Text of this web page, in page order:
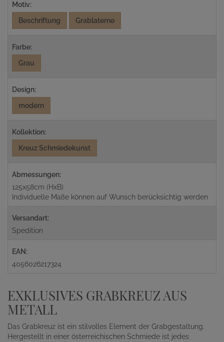
Motiv:
Beschriftung
Grablaterne
Farbe:
Grau
Design:
modern
Kollektion:
Kreuz Schmiedekunst
Abmessungen:
125x58cm (HxB)
Individuelle Maße können auf Wunsch berücksichtig werden
Versandart:
Spedition
EAN:
4056026217324
EXKLUSIVES GRABKREUZ AUS
METALL
Das Grabkreuz ist ein stilvolles Element der Grabgestaltung.
Hergestellt in einer österreichischen Schmiede ist jedes